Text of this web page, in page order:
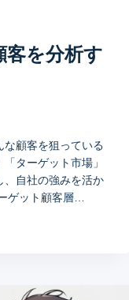
客を分析す
顧客を狙っている
ターゲット市場」
、自社の強みを活か
ゲット顧客層…